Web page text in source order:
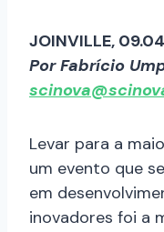
JOINVILLE,
Por Fabrício
Levar para a
um evento que
em
inovadores foi a